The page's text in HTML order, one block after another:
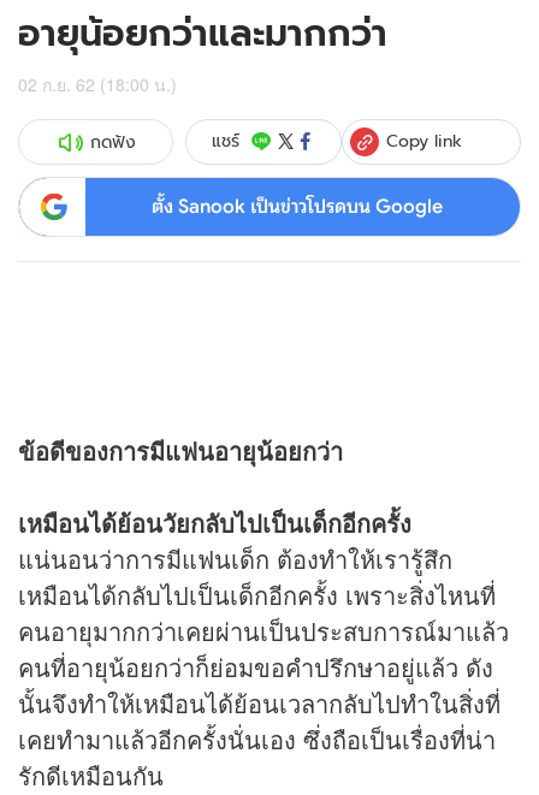
อายุน้อยกว่าและมากกว่า
02 ก.ย. 62 (18:00 น.)
กดฟัง แชร์ Copy link
ตั้ง Sanook เป็นข่าวโปรดบน Google
ข้อดีของการมีแฟนอายุน้อยกว่า
เหมือนได้ย้อนวัยกลับไปเป็นเด็กอีกครั้ง
แน่นอนว่าการมีแฟนเด็ก ต้องทำให้เรารู้สึก
เหมือนได้กลับไปเป็นเด็กอีกครั้ง เพราะสิ่งไหนที่
คนอายุมากกว่าเคยผ่านเป็นประสบการณ์มาแล้ว
คนที่อายุน้อยกว่าก็ย่อมขอคำปรึกษาอยู่แล้ว ดัง
นั้นจึงทำให้เหมือนได้ย้อนเวลากลับไปทำในสิ่งที่
เคยทำมาแล้วอีกครั้งนั่นเอง ซึ่งถือเป็นเรื่องที่น่า
รักดีเหมือนกัน